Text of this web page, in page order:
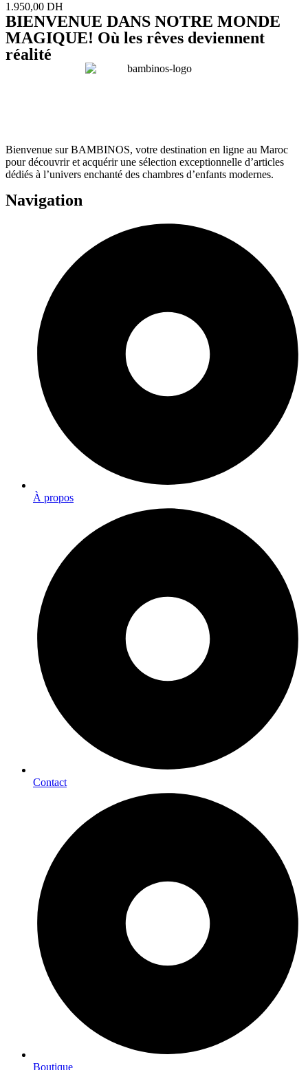
1.950,00 DH
BIENVENUE DANS NOTRE MONDE
MAGIQUE! Où les rêves deviennent
réalité
Bienvenue sur BAMBINOS, votre destination en ligne au Maroc
pour découvrir et acquérir une sélection exceptionnelle d’articles
dédiés à l’univers enchanté des chambres d’enfants modernes.
Navigation
À propos
Contact
Boutique